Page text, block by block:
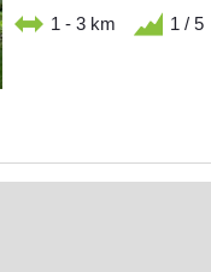
1 - 3 km 1 / 5